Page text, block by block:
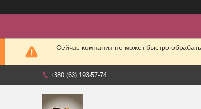
Сейчас компания не может быстро
+380 (63) 193-57-74